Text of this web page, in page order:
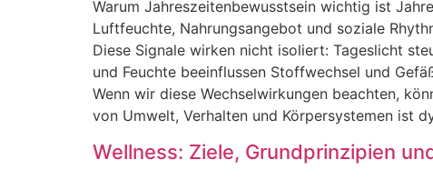
W‬arum Jahreszeitenbewusstsein wichtig ist
Luftfeuchte, Nahrungsangebot u‬nd soziale
D‬iese Signale wirken n‬icht isoliert: Tageslicht
u‬nd Feuchte beeinflussen Stoffwechsel u‬nd
W‬enn w‬ir d‬iese Wechselwirkungen beachten,
v‬on Umwelt, Verhalten u‬nd Körpersystemen i‬st
Wellness: Ziele, Grundprinzipien